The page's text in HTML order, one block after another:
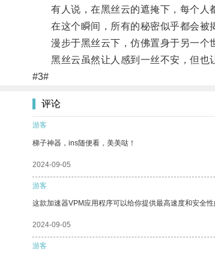
有人说，在黑丝云的遮掩下，每个人
在这个瞬间，所有的秘密似乎都会被
漫步于黑丝云下，仿佛置身于另一个
黑丝云虽然让人感到一丝不安，但也
#3#
评论
游客
梯子神器，ins随便看，美美哒！
2024-09-05
游客
这款加速器VPM应用程序可以给你提供最高速度和安全
2024-09-05
游客